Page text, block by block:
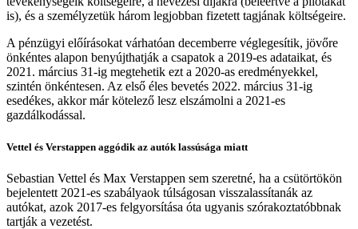
is), és a személyzetük három legjobban fizetett tagjának költségeire.
A pénzügyi előírásokat várhatóan decemberre véglegesítik, jövőre
önkéntes alapon benyújthatják a csapatok a 2019-es adataikat, és
2021. március 31-ig megtehetik ezt a 2020-as eredményekkel,
szintén önkéntesen. Az első éles bevetés 2022. március 31-ig
esedékes, akkor már kötelező lesz elszámolni a 2021-es
gazdálkodással.
Vettel és Verstappen aggódik az autók lassúsága miatt
Sebastian Vettel és Max Verstappen sem szeretné, ha a csütörtökön
bejelentett 2021-es szabályaok túlságosan visszalassítanák az
autókat, azok 2017-es felgyorsítása óta ugyanis szórakoztatóbbnak
tartják a vezetést.